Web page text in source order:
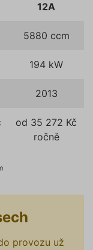
12A
5880 ccm
194 kW
2013
od 35 272 Kč
ročně
provozu už